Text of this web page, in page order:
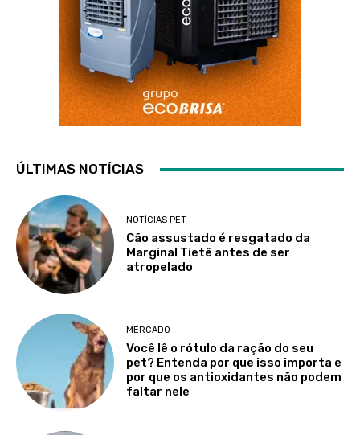
ÚLTIMAS NOTÍCIAS
NOTÍCIAS PET
Cão assustado é resgatado da
Marginal Tietê antes de ser
atropelado
MERCADO
Você lê o rótulo da ração do seu
pet? Entenda por que isso importa e
por que os antioxidantes não podem
faltar nele